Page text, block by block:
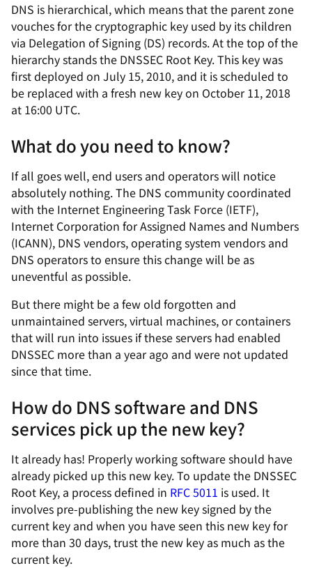
DNS is hierarchical, which means that the parent zone
vouches for the cryptographic key used by its children
via Delegation of Signing (DS) records. At the top of the
hierarchy stands the DNSSEC Root Key. This key was
first deployed on July 15, 2010, and it is scheduled to
be replaced with a fresh new key on October 11, 2018
at 16:00 UTC.
What do you need to know?
If all goes well, end users and operators will notice
absolutely nothing. The DNS community coordinated
with the Internet Engineering Task Force (IETF),
Internet Corporation for Assigned Names and Numbers
(ICANN), DNS vendors, operating system vendors and
DNS operators to ensure this change will be as
uneventful as possible.
But there might be a few old forgotten and
unmaintained servers, virtual machines, or containers
that will run into issues if these servers had enabled
DNSSEC more than a year ago and were not updated
since that time.
How do DNS software and DNS
services pick up the new key?
It already has! Properly working software should have
already picked up this new key. To update the DNSSEC
Root Key, a process defined in RFC 5011 is used. It
involves pre-publishing the new key signed by the
current key and when you have seen this new key for
more than 30 days, trust the new key as much as the
current key.